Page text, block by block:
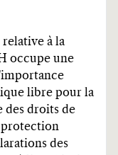
relative à la
occupe une
libre pour la
des droits de
protection
des